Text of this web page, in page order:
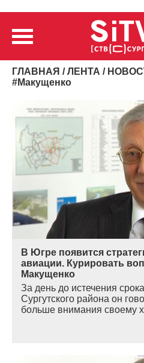
ГЛАВНАЯ /ЛЕНТА /
#Макущенко
В Югре появится
авиации. Курировать
Макущенко
За день до истечения
Сургутского района он
больше внимания своему